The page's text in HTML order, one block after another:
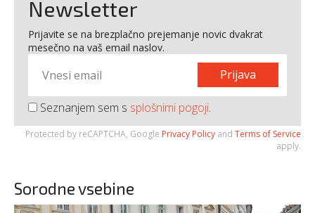
Newsletter
Prijavite se na brezplačno prejemanje novic dvakrat
mesečno na vaš email naslov.
Prijava
Seznanjem sem s splošnimi pogoji.
Protected by reCAPTCHA, Google Privacy Policy and Terms of Service
apply.
Sorodne vsebine